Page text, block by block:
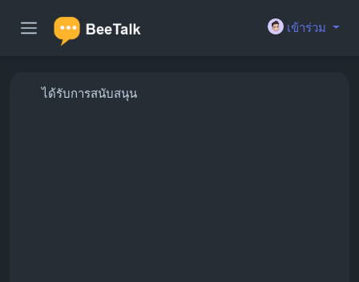
เข้าร่วม
ได้รับการสนับสนุน